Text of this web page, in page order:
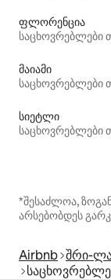
ფლორენცია
საცხოვრებლები
მაიამი
საცხოვრებლები
სიეტლი
საცხოვრებლები
*შესაძლოა,
არსებობდეს
Airbnb შრი-